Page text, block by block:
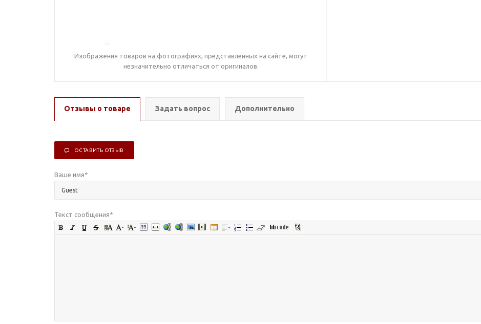
Изображения товаров на фотографиях, представленных на сайте, могут
незначительно отличаться от оригиналов.
Отзывы о товаре Задать вопрос Дополнительно
ОСТАВИТЬ ОТЗЫВ
Ваше имя*
Текст сообщения*